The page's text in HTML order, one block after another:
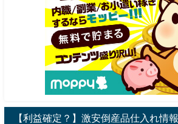
【利益確定？】激安倒産品仕入れ情報